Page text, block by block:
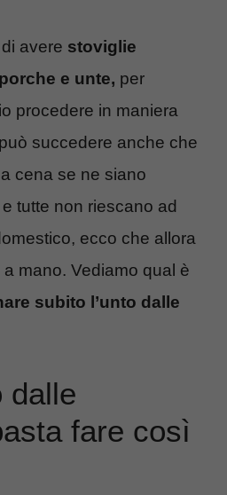
avere stoviglie
e unte, per
procedere in maniera
succedere anche che
cena se ne siano
tutte non riescano ad
ecco che allora
mano. Vediamo qual è
subito l’unto dalle
dalle
fare così